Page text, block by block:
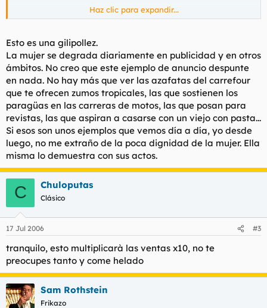
Hazteoir.org ha iniciado un ciberboicot contra la publicidad
femenina al presentar a dos mujeres en actitudes
homosexuales para incrementar las ventas", tal y como
recoge el blog Escolar.net.
Haz clic para expandir...
Esto es una gilipollez.
La mujer se degrada diariamente en publicidad y en otros
ámbitos. No creo que este ejemplo de anuncio despunte
en nada. No hay más que ver las azafatas del carrefour
que te ofrecen zumos tropicales, las que sostienen los
paragüas en las carreras de motos, las que posan para
revistas, las que aspiran a casarse con un viejo con pasta...
Si esos son unos ejemplos que vemos día a día, yo desde
luego, no me extraño de la poca dignidad de la mujer. Ella
misma lo demuestra con sus actos.
C Chuloputas
Clásico
17 Jul 2006 #3
tranquilo, esto multiplicarà las ventas x10, no te
preocupes tanto y come helado
Sam Rothstein
Frikazo